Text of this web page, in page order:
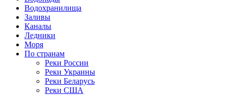
Водохранилища
Заливы
Каналы
Ледники
Моря
По странам
Реки России
Реки Украины
Реки Беларусь
Реки США